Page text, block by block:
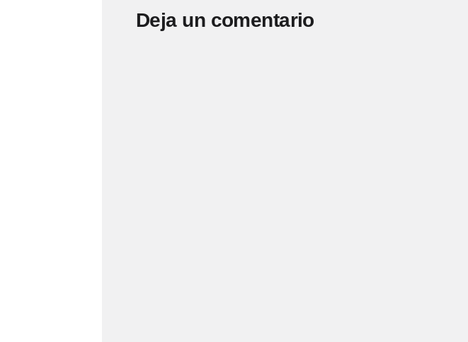
Deja un comentario